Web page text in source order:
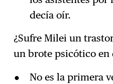
decía oír.
¿Sufre Milei un
un brote psicótico en
No es la primera